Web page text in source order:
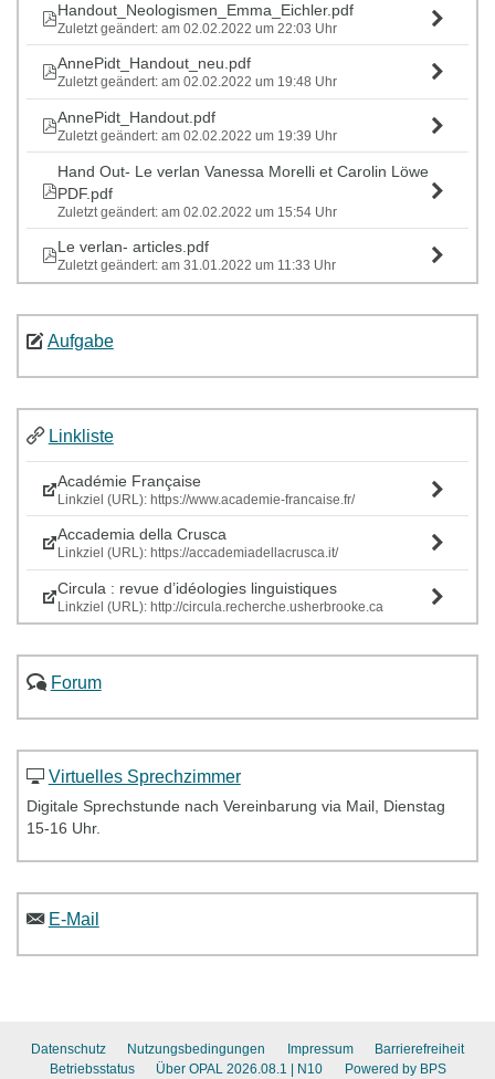
Handout_Neologismen_Emma_Eichler.pdf
Zuletzt geändert: am 02.02.2022 um 22:03 Uhr
AnnePidt_Handout_neu.pdf
Zuletzt geändert: am 02.02.2022 um 19:48 Uhr
AnnePidt_Handout.pdf
Zuletzt geändert: am 02.02.2022 um 19:39 Uhr
Hand Out- Le verlan Vanessa Morelli et Carolin Löwe
PDF.pdf
Zuletzt geändert: am 02.02.2022 um 15:54 Uhr
Le verlan- articles.pdf
Zuletzt geändert: am 31.01.2022 um 11:33 Uhr
Aufgabe
Linkliste
Académie Française
Linkziel (URL): https://www.academie-francaise.fr/
Accademia della Crusca
Linkziel (URL): https://accademiadellacrusca.it/
Circula : revue d’idéologies linguistiques
Linkziel (URL): http://circula.recherche.usherbrooke.ca
Forum
Virtuelles Sprechzimmer
Digitale Sprechstunde nach Vereinbarung via Mail, Dienstag
15-16 Uhr.
E-Mail
Datenschutz Nutzungsbedingungen Impressum
Barrierefreiheit
Betriebsstatus
Über OPAL 2026.08.1 | N10 Powered by BPS